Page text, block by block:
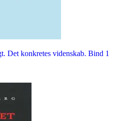
Det konkretes videnskab. Bind 1